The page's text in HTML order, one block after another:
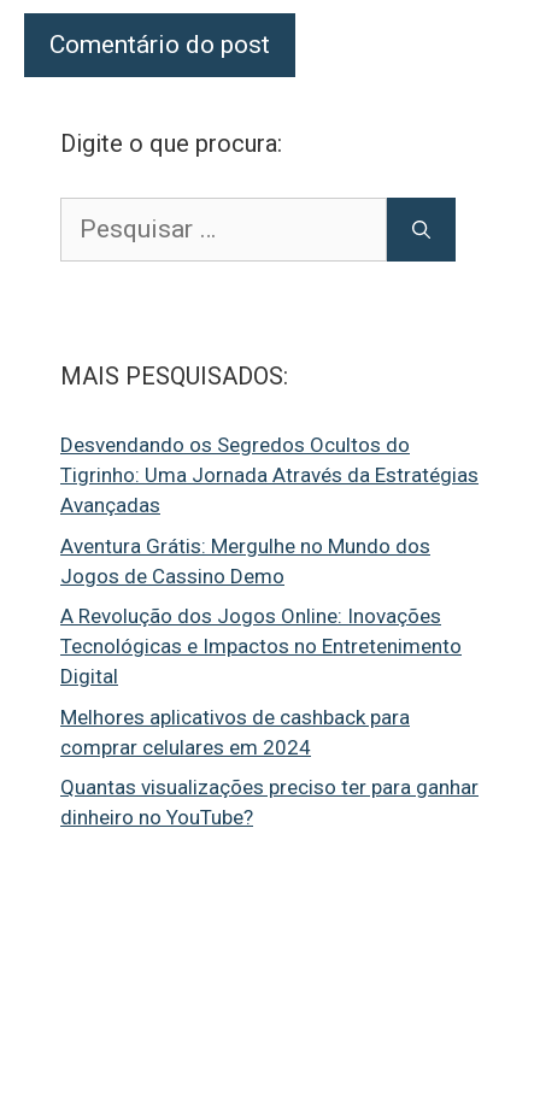
Digite o que procura:
por:
MAIS PESQUISADOS:
Desvendando os Segredos Ocultos do
Tigrinho: Uma Jornada Através da Estratégias
Avançadas
Aventura Grátis: Mergulhe no Mundo dos
Jogos de Cassino Demo
A Revolução dos Jogos Online: Inovações
Tecnológicas e Impactos no Entretenimento
Digital
Melhores aplicativos de cashback para
comprar celulares em 2024
Quantas visualizações preciso ter para ganhar
dinheiro no YouTube?